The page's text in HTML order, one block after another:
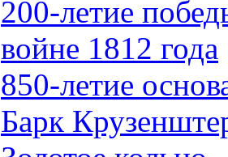
200-летие
войне 1812 года
850-летие
Барк